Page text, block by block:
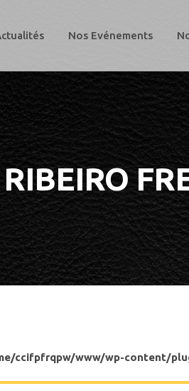
Nos Evénements
RIBEIRO
ccifpfrqpw/www/wp-content/